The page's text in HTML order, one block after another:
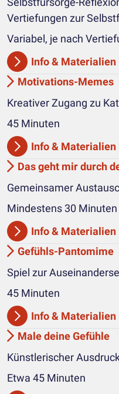
Vertiefungen zur
Variabel, je nach
Info & Materialien
Motivations-Memes
Kreativer Zugang zu
45 Minuten
Info & Materialien
Das geht mir durch
Gemeinsamer
Mindestens 30 Minuten
Info & Materialien
Gefühls-Pantomime
Spiel zur
45 Minuten
Info & Materialien
Male deine Gefühle
Künstlerischer
Etwa 45 Minuten